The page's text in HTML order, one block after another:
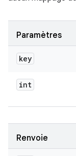
Paramètres
key
int
Renvoie